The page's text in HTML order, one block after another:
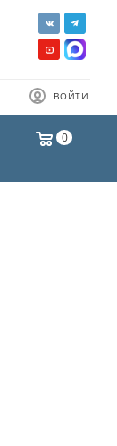
ВОЙТИ
0